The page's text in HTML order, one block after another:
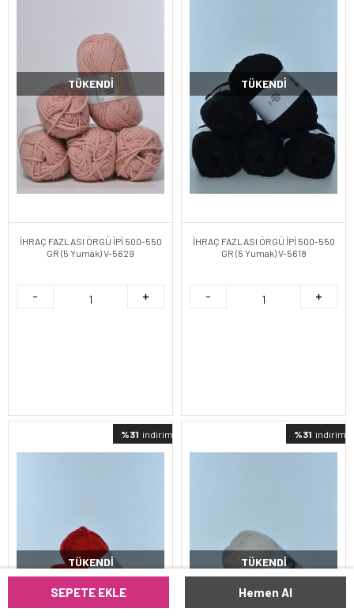
SEPETE EKLE Hemen Al
TÜKENDI
İHRAÇ FAZLASI ÖRGÜ İPİ 500-550
GR (5 Yumak) V-5629
TÜKENDI
İHRAÇ FAZLASI ÖRGÜ İPİ 500-550
GR (5 Yumak) V-5618
%31 indirimli
TÜKENDI
%31 indirimli
TÜKENDI